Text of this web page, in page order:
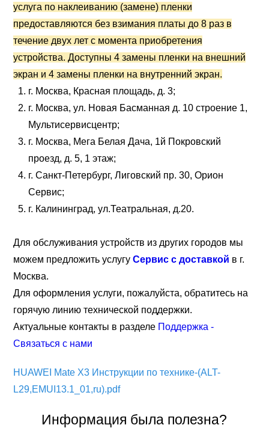
услуга по наклеиванию (замене) пленки
предоставляются без взимания платы до 8 раз в
течение двух лет с момента приобретения
устройства. Доступны 4 замены пленки на внешний
экран и 4 замены пленки на внутренний экран.
г. Москва, Красная площадь, д. 3;
г. Москва, ул. Новая Басманная д. 10 строение 1,
Мультисервисцентр;
г. Москва, Мега Белая Дача, 1й Покровский
проезд, д. 5, 1 этаж;
г. Санкт-Петербург, Лиговский пр. 30, Орион
Сервис;
г. Калининград, ул.Театральная, д.20.
Для обслуживания устройств из других городов мы
можем предложить услугуСервис с доставкой в г.
Москва.
Для оформления услуги, пожалуйста, обратитесь на
горячую линию технической поддержки.
Актуальные контакты в разделе Поддержка -
Связаться с нами
HUAWEI Mate X3 Инструкции по технике-(ALT-
L29,EMUI13.1_01,ru).pdf
Информация была полезна?